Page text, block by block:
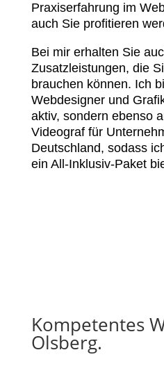
Praxiserfahrung im
auch Sie profitieren
Bei mir erhalten Sie
Zusatzleistungen, die
brauchen können. Ich
Webdesigner und
aktiv, sondern ebenso
Videograf für
Deutschland, sodass
ein All-Inklusiv-Paket
Kompetentes
Olsberg.